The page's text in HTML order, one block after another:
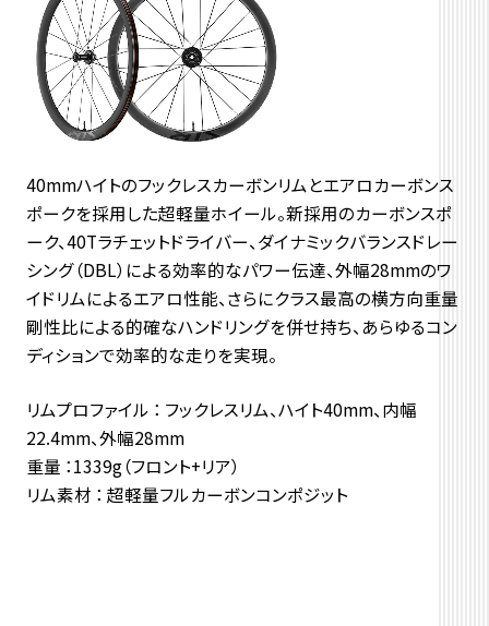
40mmハイトのフックレスカーボンリムとエアロカーボンス
ポークを採用した超軽量ホイール。新採用のカーボンスポ
ーク、40Tラチェットドライバー、ダイナミックバランスドレー
シング（DBL）による効率的なパワー伝達、外幅28mmのワ
イドリムによるエアロ性能、さらにクラス最高の横方向重量
剛性比による的確なハンドリングを併せ持ち、あらゆるコン
ディションで効率的な走りを実現。
リムプロファイル ： フックレスリム、ハイト40mm、内幅
22.4mm、外幅28mm
重量 ：1339g（フロント+リア）
リム素材 ： 超軽量フルカーボンコンポジット